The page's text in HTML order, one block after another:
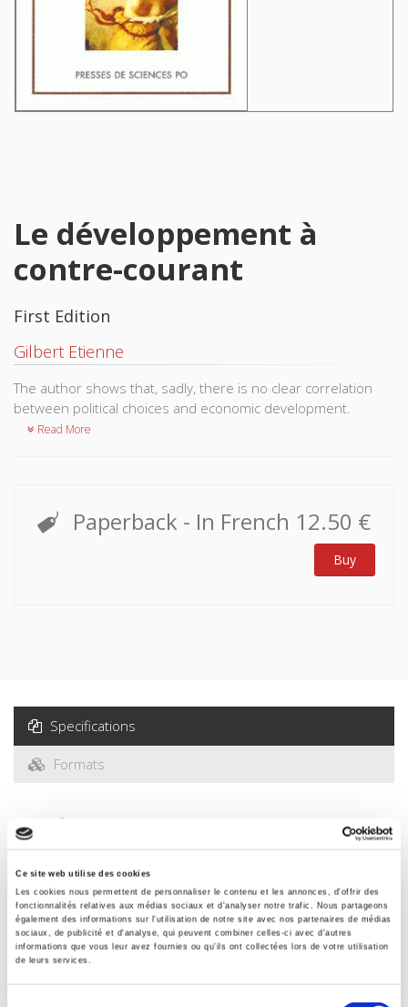
Ce site web utilise des cookies
Les cookies nous permettent de personnaliser le contenu et les annonces, d'offrir des
fonctionnalités relatives aux médias sociaux et d'analyser notre trafic. Nous partageons
également des informations sur l'utilisation de notre site avec nos partenaires de médias
sociaux, de publicité et d'analyse, qui peuvent combiner celles-ci avec d'autres
informations que vous leur avez fournies ou qu'ils ont collectées lors de votre utilisation
de leurs services.
Le développement à
contre-courant
First Edition
Gilbert Etienne
The author shows that, sadly, there is no clear correlation
between political choices and economic development.
Read More
Paperback - In French 12.50 €
Buy
Specifications
Formats
Specifications
Publisher
Presses de Sciences Po
Author
Gilbert Etienne